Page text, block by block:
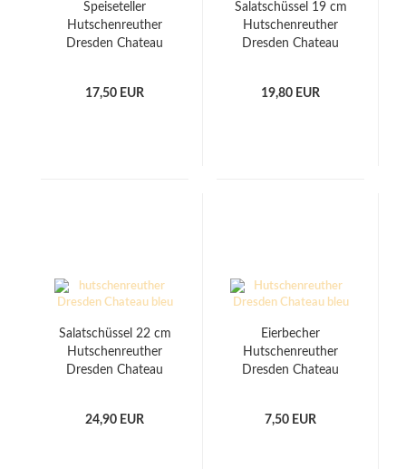
Speiseteller
Hutschenreuther
Dresden Chateau
17,50 EUR
Salatschüssel 19 cm
Hutschenreuther
Dresden Chateau
19,80 EUR
Salatschüssel 22 cm
Hutschenreuther
Dresden Chateau
24,90 EUR
Eierbecher
Hutschenreuther
Dresden Chateau
7,50 EUR